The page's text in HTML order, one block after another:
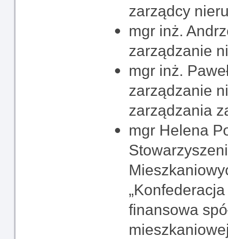
zarządcy
mgr inż.
zarządzanie
mgr inż.
zarządzanie
zarządzania
mgr Helena
finansowa